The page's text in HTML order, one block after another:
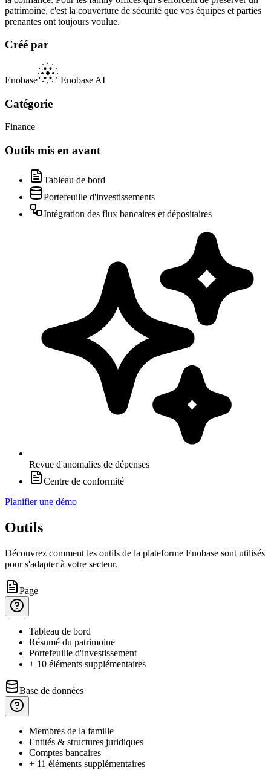
patrimoine, c'est la couverture de sécurité que vos équipes et parties
prenantes ont toujours voulue.
Créé par
Enobase Enobase AI
Catégorie
Finance
Outils mis en avant
Tableau de bord
Portefeuille d'investissements
Intégration des flux bancaires et dépositaires
Revue d'anomalies de dépenses
Centre de conformité
Planifier une démo
Outils
Découvrez comment les outils de la plateforme Enobase sont utilisés
pour s'adapter à votre secteur.
Page
Tableau de bord
Résumé du patrimoine
Portefeuille d'investissement
+ 10 éléments supplémentaires
Base de données
Membres de la famille
Entités & structures juridiques
Comptes bancaires
+ 11 éléments supplémentaires